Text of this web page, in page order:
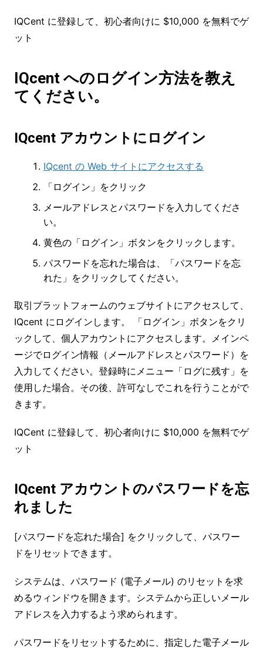
IQCent に登録して、初心者向けに $10,000 を無料でゲ
ット
IQcent へのログイン方法を教え
てください。
IQcent アカウントにログイン
IQcent の Web サイトにアクセスする
「ログイン」をクリック
メールアドレスとパスワードを入力してくださ
い。
黄色の「ログイン」ボタンをクリックします。
パスワードを忘れた場合は、「パスワードを忘
れた」をクリックしてください。
取引プラットフォームのウェブサイトにアクセスして、
IQcent にログインします。 「ログイン」ボタンをクリ
ックして、個人アカウントにアクセスします。メインペ
ージでログイン情報（メールアドレスとパスワード）を
入力してください。登録時にメニュー「ログに残す」を
使用した場合。その後、許可なしでこれを行うことがで
きます。
IQCent に登録して、初心者向けに $10,000 を無料でゲ
ット
IQcent アカウントのパスワードを忘
れました
[パスワードを忘れた場合] をクリックして、パスワー
ドをリセットできます。
システムは、パスワード (電子メール) のリセットを求
めるウィンドウを開きます。システムから正しいメール
アドレスを入力するよう求められます。
パスワードをリセットするために、指定した電子メール